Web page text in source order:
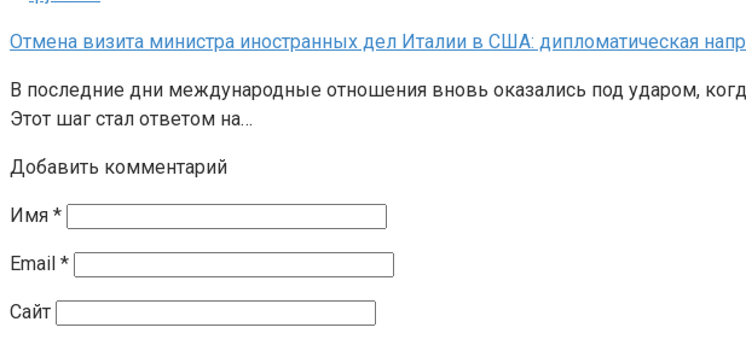
Отмена визита министра иностранных дел Италии в США: дипломатическая
В последние дни международные отношения вновь оказались под ударом,
Этот шаг стал ответом на…
Добавить комментарий
Имя *
Email *
Сайт